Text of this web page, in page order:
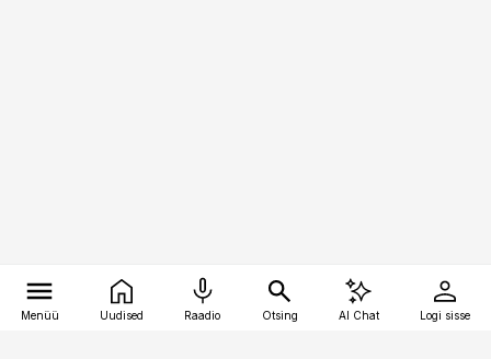
Menüü Uudised Raadio Otsing AI Chat Logi sisse